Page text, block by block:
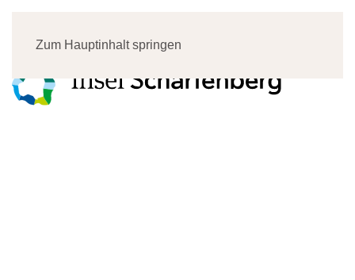
Zum Hauptinhalt springen